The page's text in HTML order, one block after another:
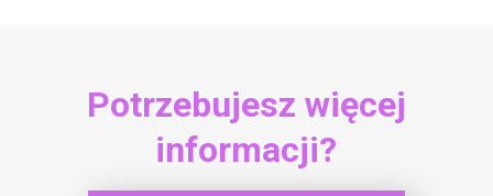
Potrzebujesz więcej
informacji?